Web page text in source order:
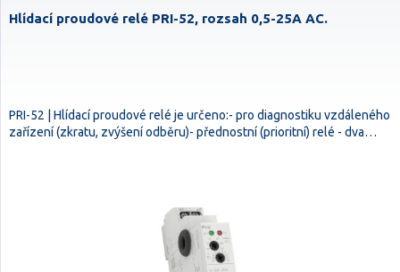
Hlídací proudové relé PRI-52, rozsah 0,5-25A AC.
PRI-52 | Hlídací proudové relé je určeno:- pro diagnostiku vzdáleného
zařízení (zkratu, zvýšení odběru)- přednostní (prioritní) relé - dva…